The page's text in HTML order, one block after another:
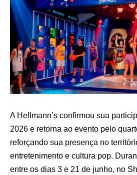
A Hellmann’s confirmou sua
2026 e retorna ao evento pelo
reforçando sua presença no
entretenimento e cultura pop.
entre os dias 3 e 21 de junho, no